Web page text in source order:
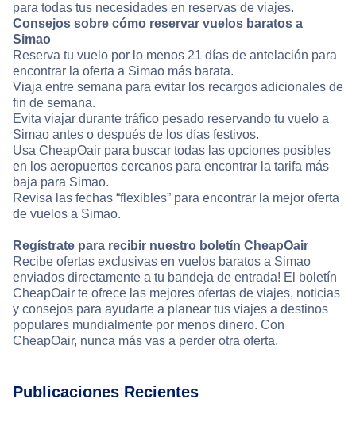
para todas tus necesidades en reservas de viajes.
Consejos sobre cómo reservar vuelos baratos a
Simao
Reserva tu vuelo por lo menos 21 días de antelación para
encontrar la oferta a Simao más barata.
Viaja entre semana para evitar los recargos adicionales de
fin de semana.
Evita viajar durante tráfico pesado reservando tu vuelo a
Simao antes o después de los días festivos.
Usa CheapOair para buscar todas las opciones posibles
en los aeropuertos cercanos para encontrar la tarifa más
baja para Simao.
Revisa las fechas “flexibles” para encontrar la mejor oferta
de vuelos a Simao.
Regístrate para recibir nuestro boletín CheapOair
Recibe ofertas exclusivas en vuelos baratos a Simao
enviados directamente a tu bandeja de entrada! El boletín
CheapOair te ofrece las mejores ofertas de viajes, noticias
y consejos para ayudarte a planear tus viajes a destinos
populares mundialmente por menos dinero. Con
CheapOair, nunca más vas a perder otra oferta.
Publicaciones Recientes